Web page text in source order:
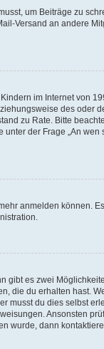
um Beiträge zu
Versand an andere
im Internet von
des oder
zu Rate. Bitte
der Frage „An
anmelden können.
gibt es zwei
die du erhalten hast.
du dies selbst
Ansonsten
wurde, dann